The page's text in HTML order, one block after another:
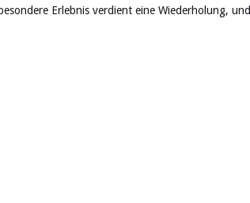
Erlebnis verdient eine Wiederholung, und